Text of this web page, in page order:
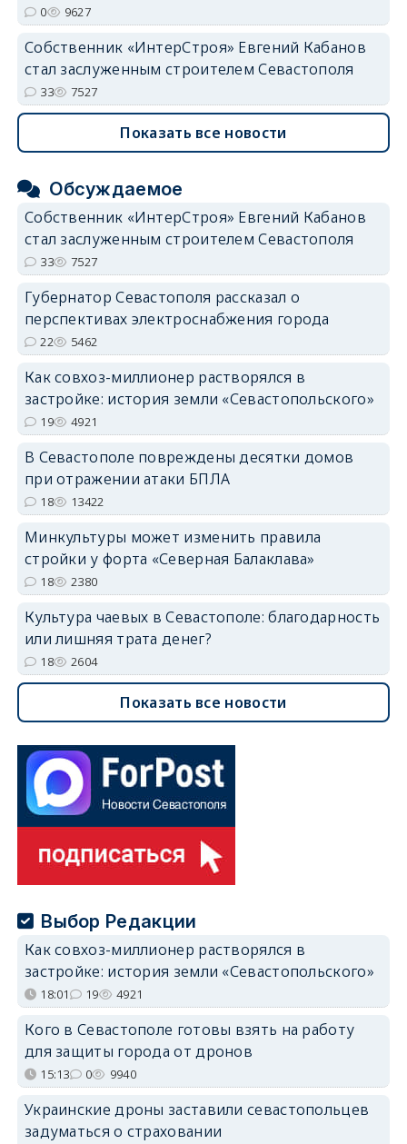
0 9627
Собственник «ИнтерСтроя» Евгений Кабанов
стал заслуженным строителем Севастополя
33 7527
Показать все новости
Обсуждаемое
Собственник «ИнтерСтроя» Евгений Кабанов
стал заслуженным строителем Севастополя
33 7527
Губернатор Севастополя рассказал о
перспективах электроснабжения города
22 5462
Как совхоз-миллионер растворялся в
застройке: история земли «Севастопольского»
19 4921
В Севастополе повреждены десятки домов
при отражении атаки БПЛА
18 13422
Минкультуры может изменить правила
стройки у форта «Северная Балаклава»
18 2380
Культура чаевых в Севастополе: благодарность
или лишняя трата денег?
18 2604
Показать все новости
Выбор Редакции
Как совхоз-миллионер растворялся в
застройке: история земли «Севастопольского»
18:01 19 4921
Кого в Севастополе готовы взять на работу
для защиты города от дронов
15:13 0 9940
Украинские дроны заставили севастопольцев
задуматься о страховании